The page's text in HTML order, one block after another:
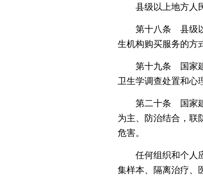
县级以上地方人民
第十八条 县级以
生机构购买服务的方
第十九条 国家建
卫生学调查处置和心
第二十条 国家建
为主、防治结合，联
危害。
任何组织和个人应
集样本、隔离治疗、